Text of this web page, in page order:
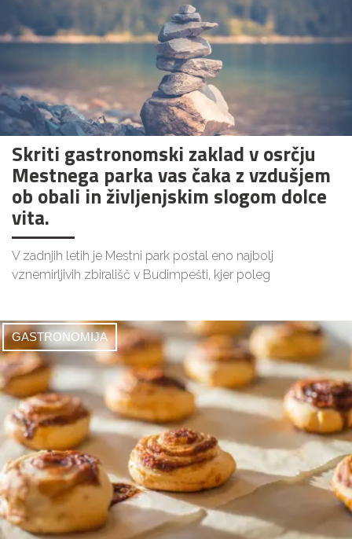
Skriti gastronomski zaklad v osrčju
Mestnega parka vas čaka z vzdušjem
ob obali in življenjskim slogom dolce
vita.
V zadnjih letih je Mestni park postal eno najbolj
vznemirljivih zbirališč v Budimpešti, kjer poleg
GASTRONOMIJA